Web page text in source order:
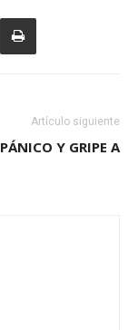
Artículo siguiente
PÁNICO Y GRIPE A